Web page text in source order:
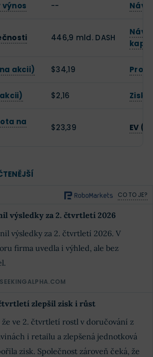
výnos --
446,9 mld. DASH
akcii) $34,19
akcii) $2,16
na
$23,39 EV
CO TO JE?
výsledky za 2. čtvrtletí 2026
výsledky za 2. čtvrtletí 2026. V
firma uvedla i výhled, ale bez
SEEKINGALPHA.COM
zlepšil zisk i růst
že ve 2. čtvrtletí rostl v doručování z
i retailu a zlepšená jednotková
zisk. Společnost zároveň čeká, že